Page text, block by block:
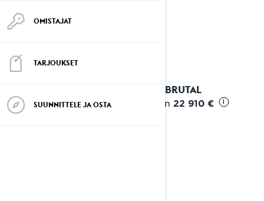
OMISTAJAT
TARJOUKSET
SUUNNITTELE JA OSTA
Katso yksityiskohdat
2027 BRUTAL
Alkaen 22 910 € i